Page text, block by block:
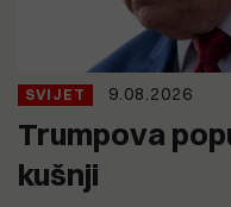
SVIJET 9.08.2026
Trumpova
kušnji